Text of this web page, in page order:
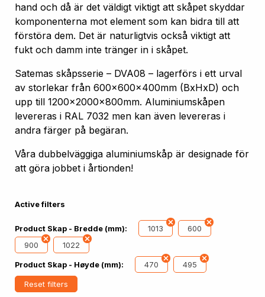
hand och då är det väldigt viktigt att skåpet skyddar
komponenterna mot element som kan bidra till att
förstöra dem. Det är naturligtvis också viktigt att
fukt och damm inte tränger in i skåpet.
Satemas skåpsserie – DVA08 – lagerförs i ett urval
av storlekar från 600x600x400mm (BxHxD) och
upp till 1200x2000x800mm. Aluminiumskåpen
levereras i RAL 7032 men kan även levereras i
andra färger på begäran.
Våra dubbelväggiga aluminiumskåp är designade för
att göra jobbet i årtionden!
Active filters
Product Skap - Bredde (mm): 1013
600
900
1022
Product Skap - Høyde (mm): 470 495
Reset filters